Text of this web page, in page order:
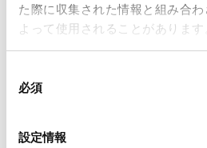
た際に収集された情報と組み合
よって使用されることがあります
必須
設定情報
Weidmuller社製 組端
Push-in式 Aシリーズ、SNAP-IN式 S
DINレールに設置してお届けします。